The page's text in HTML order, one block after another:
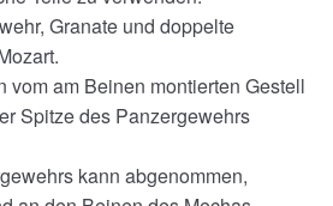
Granate und doppelte
vom am Beinen montierten Gestell
Spitze des Panzergewehrs
kann abgenommen,